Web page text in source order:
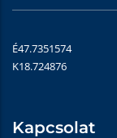
É47.7351574
K18.724876
Kapcsolat